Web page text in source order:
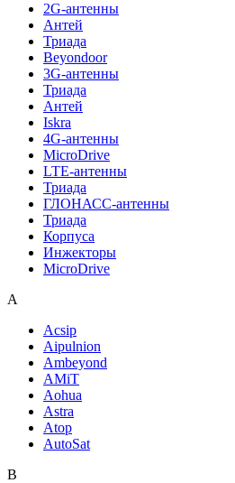
2G-антенны
Антей
Триада
Beyondoor
3G-антенны
Триада
Антей
Iskra
4G-антенны
MicroDrive
LTE-антенны
Триада
ГЛОНАСС-антенны
Триада
Корпуса
Инжекторы
MicroDrive
A
Acsip
Aipulnion
Ambeyond
AMiT
Aohua
Astra
Atop
AutoSat
B